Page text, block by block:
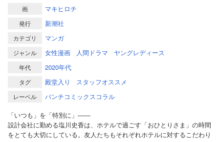
画 マキヒロチ
発行 新潮社
カテゴリ マンガ
ジャンル 女性漫画 人間ドラマ ヤングレディース
年代 2020年代
タグ 殿堂入り スタッフオススメ
レーベル
バンチコミックスコラル
「いつも」を「特別に」――
設計会社に勤める塩川史香は、ホテルで過ごす「おひとりさま」の時間
をとても大切にしている。友人たちもそれぞれホテルに対するこだわり